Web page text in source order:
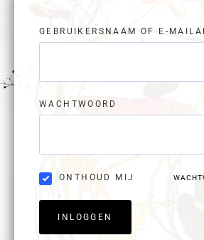
GEBRUIKERSNAAM OF E-
WACHTWOORD
ONTHOUD MIJ
INLOGGEN